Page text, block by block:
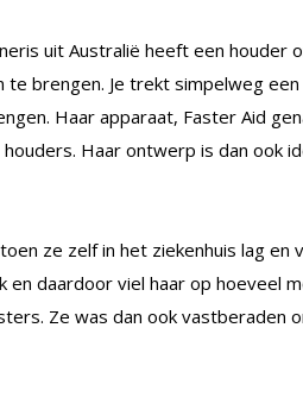
uit Australië heeft een
te brengen. Je trekt simpelweg
Haar apparaat, Faster Aid
Haar ontwerp is dan ook
ze zelf in het ziekenhuis lag en
en daardoor viel haar op hoeveel
Ze was dan ook vastberaden